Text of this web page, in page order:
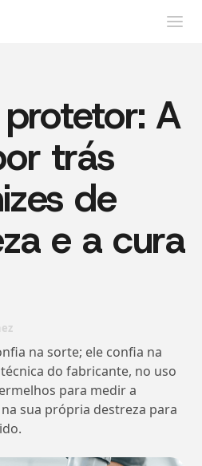
A
trás
de
e a cura
na sorte; ele confia na
do fabricante, no uso
para medir a
sua própria destreza para